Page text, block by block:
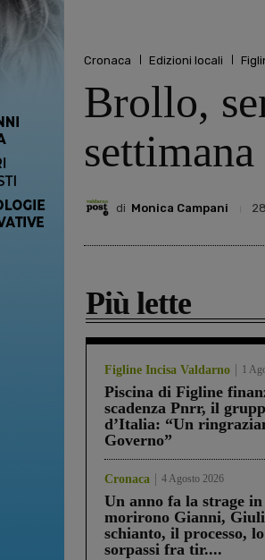
Cronaca Edizioni locali
Brollo,
settimana
di Monica Campani
Più lette
Figline Incisa Valdarno 1
Piscina di Figline
scadenza Pnrr, il
d’Italia: “Un
Governo”
Cronaca 4 Agosto 2026
Un anno fa la strage
morirono Gianni,
schianto, il processo,
sorpassi fra tir....